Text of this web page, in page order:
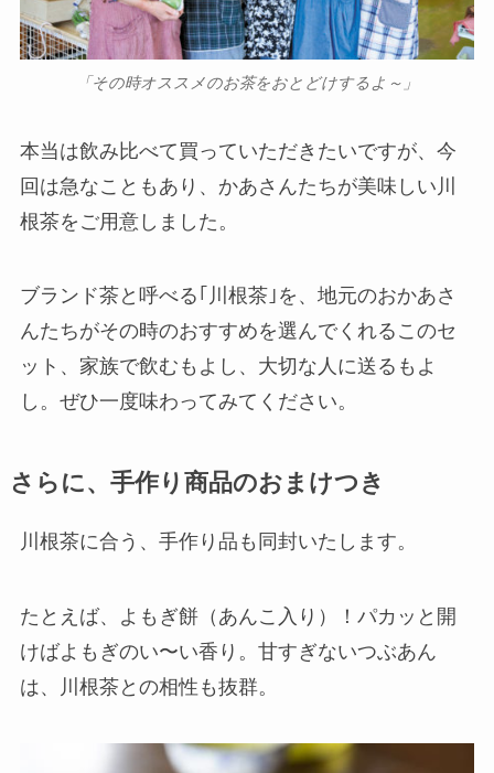
「その時オススメのお茶をおとどけするよ～」
本当は飲み比べて買っていただきたいですが、今
回は急なこともあり、かあさんたちが美味しい川
根茶をご用意しました。
ブランド茶と呼べる｢川根茶｣を、地元のおかあさ
んたちがその時のおすすめを選んでくれるこのセ
ット、家族で飲むもよし、大切な人に送るもよ
し。ぜひ一度味わってみてください。
さらに、手作り商品のおまけつき
川根茶に合う、手作り品も同封いたします。
たとえば、よもぎ餅（あんこ入り）！パカッと開
けばよもぎのい〜い香り。甘すぎないつぶあん
は、川根茶との相性も抜群。